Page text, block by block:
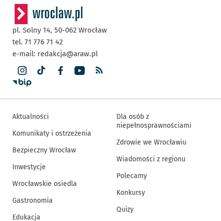
pl. Solny 14, 50-062 Wrocław
tel. 71 776 71 42
e-mail: redakcja@araw.pl
Aktualności
Komunikaty i ostrzeżenia
Bezpieczny Wrocław
Inwestycje
Wrocławskie osiedla
Gastronomia
Edukacja
Dla osób z
niepełnosprawnościami
Zdrowie we Wrocławiu
Wiadomości z regionu
Polecamy
Konkursy
Quizy